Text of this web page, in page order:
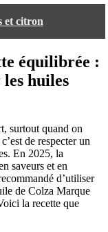
et citron
équilibrée :
huiles
surtout quand on
de respecter un
En 2025, la
saveurs et en
d’utiliser
de Colza Marque
la recette que